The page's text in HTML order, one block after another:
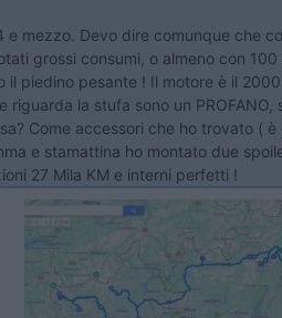
mezzo. Devo dire comunque che
grossi consumi, o almeno con
piedino pesante ! Il motore è il
la stufa sono un PROFANO,
Come accessori che ho trovato (
e stamattina ho montato due
27 Mila KM e interni perfetti !